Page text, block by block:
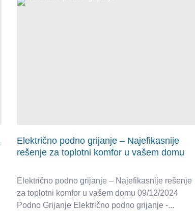
Električno podno grijanje – Najefikasnije
rešenje za toplotni komfor u vašem domu
Električno podno grijanje – Najefikasnije rešenje
za toplotni komfor u vašem domu 09/12/2024
Podno Grijanje Električno podno grijanje -...